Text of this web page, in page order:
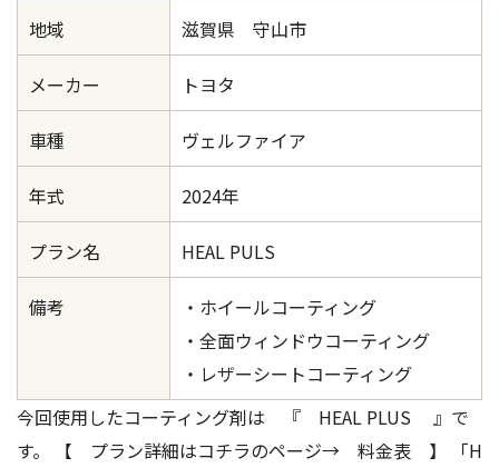
地域 滋賀県 守山市
メーカー トヨタ
車種 ヴェルファイア
年式 2024年
プラン名 HEAL PULS
備考
・ホイールコーティング
・全面ウィンドウコーティング
・レザーシートコーティング
今回使用したコーティング剤は 『 HEAL PLUS 』で
す。 【 プラン詳細はコチラのページ→ 料金表 】 「H